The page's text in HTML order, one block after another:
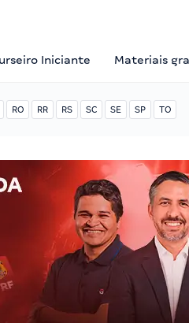
Iniciante Materiais
RO RR RS SC SE SP TO